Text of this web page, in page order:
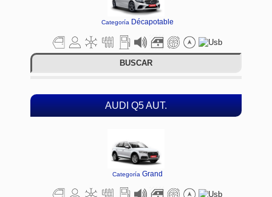
Categoría Décapotable
BUSCAR
AUDI Q5 AUT.
Categoría Grand